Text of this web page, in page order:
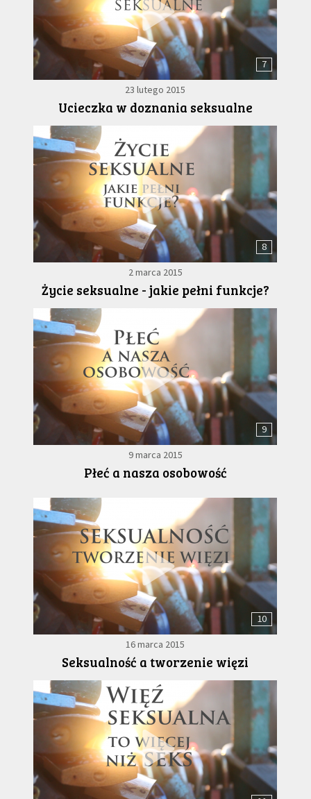
7
23 lutego 2015
Ucieczka w doznania seksualne
8
2 marca 2015
Życie seksualne - jakie pełni funkcje?
9
9 marca 2015
Płeć a nasza osobowość
10
16 marca 2015
Seksualność a tworzenie więzi